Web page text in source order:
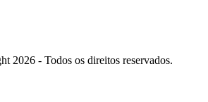
2026 - Todos os direitos reservados.